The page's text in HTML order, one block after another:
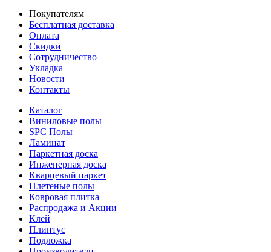
Покупателям
Бесплатная доставка
Оплата
Скидки
Сотрудничество
Укладка
Новости
Контакты
Каталог
Виниловые полы
SPC Полы
Ламинат
Паркетная доска
Инженерная доска
Кварцевый паркет
Плетеные полы
Ковровая плитка
Распродажа и Акции
Клей
Плинтус
Подложка